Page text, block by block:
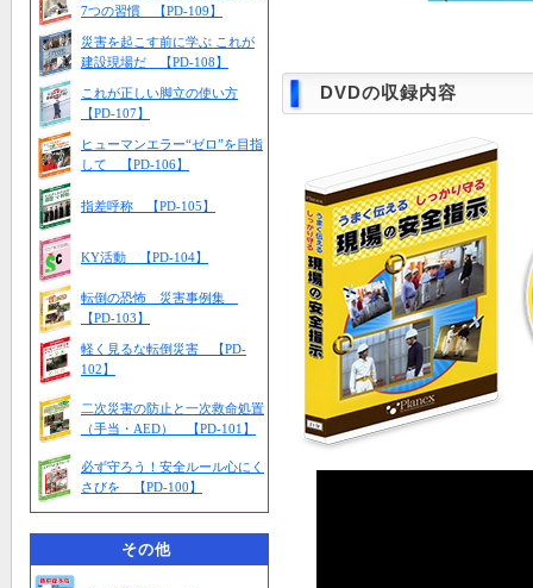
7つの習慣 【PD-109】
災害を起こす前に学ぶ これが
建設現場だ 【PD-108】
これが正しい脚立の使い方
【PD-107】
ヒューマンエラー“ゼロ”を目指
して 【PD-106】
指差呼称 【PD-105】
KY活動 【PD-104】
転倒の恐怖 災害事例集
【PD-103】
軽く見るな転倒災害 【PD-
102】
二次災害の防止と一次救命処置
（手当・AED） 【PD-101】
必ず守ろう！安全ルール心にく
さびを 【PD-100】
その他
DVDの収録内容